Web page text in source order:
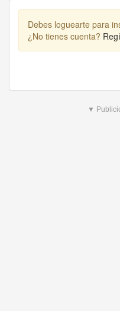
Debes loguearte para
¿No tienes cuenta?
▼